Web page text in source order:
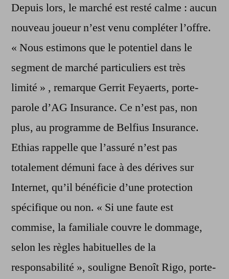
Depuis lors, le marché est resté calme : aucun
nouveau joueur n’est venu compléter l’offre.
« Nous estimons que le potentiel dans le
segment de marché particuliers est très
limité » , remarque Gerrit Feyaerts, porte-
parole d’AG Insurance. Ce n’est pas, non
plus, au programme de Belfius Insurance.
Ethias rappelle que l’assuré n’est pas
totalement démuni face à des dérives sur
Internet, qu’il bénéficie d’une protection
spécifique ou non. « Si une faute est
commise, la familiale couvre le dommage,
selon les règles habituelles de la
responsabilité », souligne Benoît Rigo, porte-